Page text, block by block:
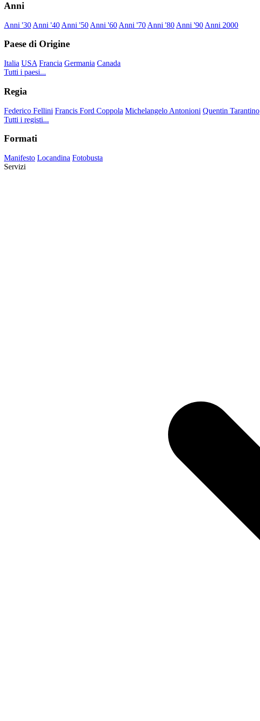
Anni
Anni '30 Anni '40 Anni '50 Anni '60 Anni '70 Anni '80 Anni '90 Anni 2000
Paese di Origine
Italia USA Francia Germania Canada
Tutti i paesi...
Regia
Federico Fellini Francis Ford Coppola Michelangelo Antonioni Quentin Tarantino
Tutti i registi...
Formati
Manifesto Locandina Fotobusta
Servizi